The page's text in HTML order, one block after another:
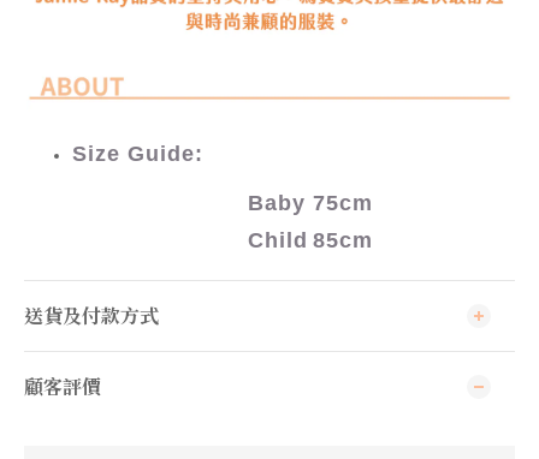
Size Guide:
Baby 75cm
Child 85cm
送貨及付款方式
顧客評價